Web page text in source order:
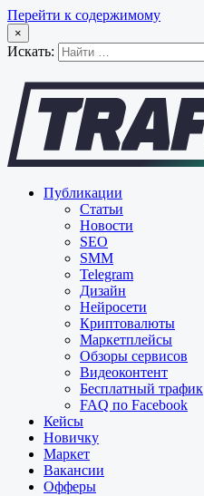
Перейти к содержимому
×
Искать:
Публикации
Статьи
Новости
SEO
SMM
Telegram
Дизайн
Нейросети
Криптовалюты
Маркетплейсы
Обзоры сервисов
Видеоконтент
Бесплатный трафик
FAQ по Facebook
Кейсы
Новичку
Маркет
Вакансии
Офферы